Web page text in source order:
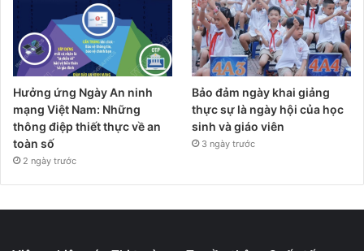
Hưởng ứng Ngày An ninh
mạng Việt Nam: Những
thông điệp thiết thực về an
toàn số
2 ngày trước
Bảo đảm ngày khai giảng
thực sự là ngày hội của học
sinh và giáo viên
3 ngày trước